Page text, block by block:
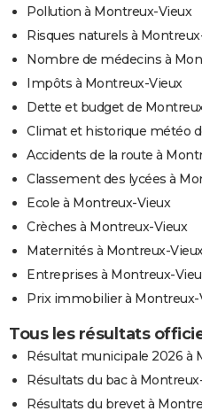
Pollution à Montreux-Vieux
Risques naturels à
Nombre de médecins à
Impôts à Montreux-Vieux
Dette et budget de
Climat et historique météo
Accidents de la route à
Classement des lycées à
Ecole à Montreux-Vieux
Crèches à Montreux-Vieux
Maternités à Montreux-
Entreprises à Montreux-
Prix immobilier à Montreux-
Tous les résultats
Résultat municipale 2026 à
Résultats du bac à
Résultats du brevet à